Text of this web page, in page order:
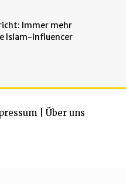
Immer mehr
Islam-Influencer
Über uns